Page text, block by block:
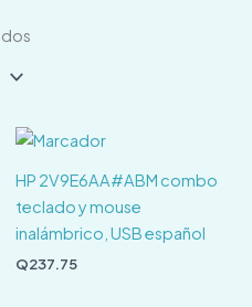
HP 2V9E6AA#ABM combo
teclado y mouse
inalámbrico, USB español
Q237.75